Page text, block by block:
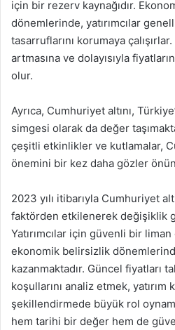
için bir rezerv kaynağıdır.
dönemlerinde, yatırımcılar
tasarruflarını korumaya
artmasına ve dolayısıyla
olur.
Ayrıca, Cumhuriyet altını,
simgesi olarak da değer
çeşitli etkinlikler ve kutlamalar,
önemini bir kez daha gözler
2023 yılı itibarıyla Cumhuriyet
faktörden etkilenerek değişiklik
Yatırımcılar için güvenli bir
ekonomik belirsizlik
kazanmaktadır. Güncel fiyatları
koşullarını analiz etmek, yatırım
şekillendirmede büyük rol
hem tarihi bir değer hem de